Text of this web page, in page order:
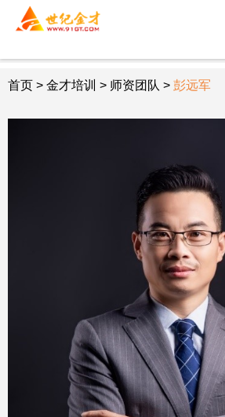
首页 > 金才培训 > 师资团队 > 彭远军